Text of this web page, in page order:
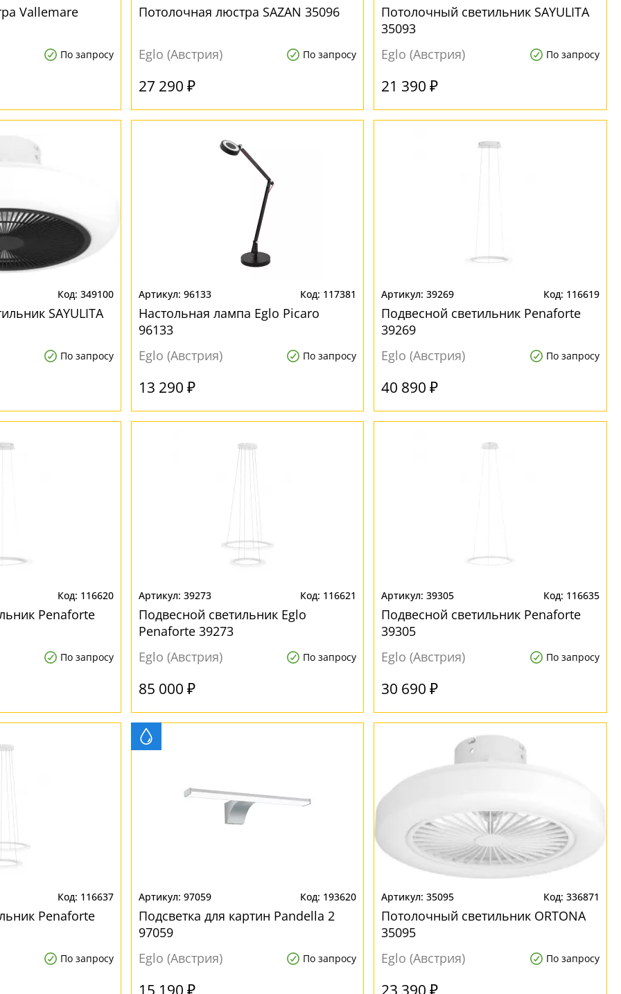
Vallemare
По запросу
Потолочная люстра SAZAN 35096
Eglo (Австрия) По запросу
27 290 ₽
Потолочный светильник SAYULITA
35093
Eglo (Австрия)
По запросу
21 390 ₽
349100
SAYULITA
По запросу
96133 117381
Настольная лампа Eglo Picaro
96133
Eglo (Австрия)
По запросу
13 290 ₽
39269 116619
Подвесной светильник Penaforte
39269
Eglo (Австрия)
По запросу
40 890 ₽
116620
Penaforte
По запросу
39273 116621
Подвесной светильник Eglo
Penaforte 39273
Eglo (Австрия)
По запросу
85 000 ₽
39305 116635
Подвесной светильник Penaforte
39305
Eglo (Австрия)
По запросу
30 690 ₽
116637
Penaforte
По запросу
97059 193620
Подсветка для картин Pandella 2
97059
Eglo (Австрия)
По запросу
15 190 ₽
35095 336871
Потолочный светильник ORTONA
35095
Eglo (Австрия)
По запросу
23 390 ₽